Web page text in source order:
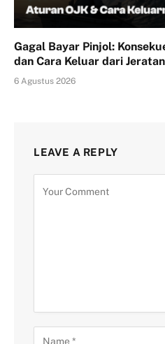
Gagal Bayar Pinjol:
dan Cara Keluar dari
6 Agustus 2026
LEAVE A REPLY